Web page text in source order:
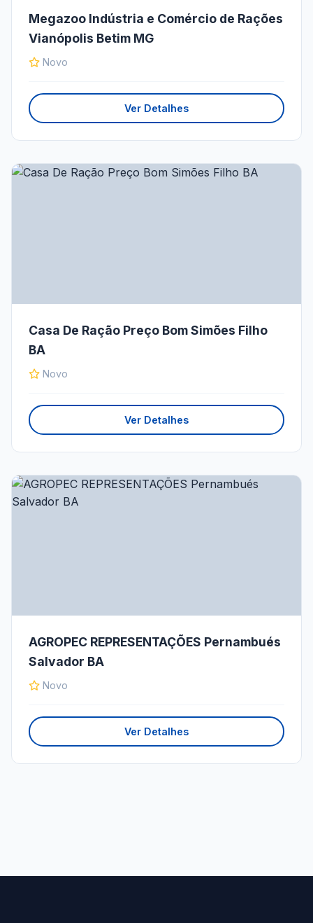
Megazoo Indústria e Comércio de Rações
Vianópolis Betim MG
Novo
Ver Detalhes
Casa De Ração Preço Bom Simões Filho
BA
Novo
Ver Detalhes
AGROPEC REPRESENTAÇÕES Pernambués
Salvador BA
Novo
Ver Detalhes